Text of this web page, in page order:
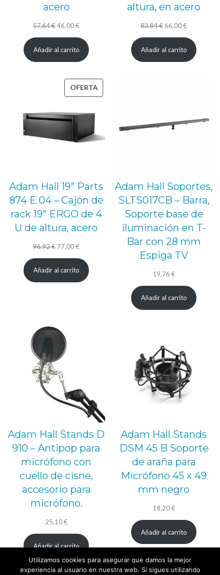
acero
57,64€El
precio
original
57,64 €.
46,00€
precio
actual
46,00 €.
Añadir al carrito
altura, en acero
83,84€ El
precio
original
66,00€
precio
actual
Añadir al carrito
OFERTAPRODUCTO
Adam Hall 19″ Parts
874 E 04 – Cajón de
rack 19″ ERGO de 4
U de altura, acero
96,92€ El
precio
original
77,00€
precio
actual
Añadir al carrito
Adam Hall Soportes,
SLTS017CB – Barra,
Soporte base de
iluminación en T-
Bar con 28 mm
Espiga TV
19,76 €
Añadir al carrito
Adam Hall Stands D
910 – Antipop para
micrófono con
cuello de cisne,
accesorio para
micrófono.
25,10€
Añadir al carrito
Adam Hall Stands
DSM 45 B Soporte
de araña para
Micrófono 45 x 49
mm negro
18,20€
Añadir al carrito
1 23… 8 Página siguiente
Utilizamos cookies para asegurar que damos la mejor
experiencia al usuario en nuestra web. Si sigues utilizando